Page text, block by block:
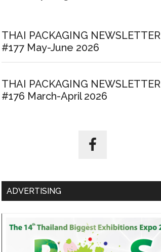
THAI PACKAGING NEWSLETTER
#177 May-June 2026
THAI PACKAGING NEWSLETTER
#176 March-April 2026
ADVERTISING